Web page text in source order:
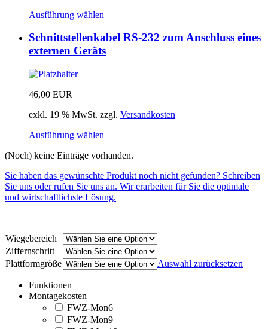
Ausführung wählen
Schnittstellenkabel RS-232 zum Anschluss eines
externen Geräts
46,00 EUR
exkl. 19 % MwSt. zzgl. Versandkosten
Ausführung wählen
(Noch) keine Einträge vorhanden.
Sie haben das gewünschte Produkt noch nicht gefunden? Schreiben
Sie uns oder rufen Sie uns an. Wir erarbeiten für Sie die optimale
und wirtschaftlichste Lösung.
Wiegebereich
Ziffernschritt
Plattformgröße
Auswahl zurücksetzen
Funktionen
Montagekosten
FWZ-Mon6
FWZ-Mon9